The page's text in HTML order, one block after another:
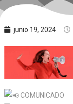
junio 19, 2024
COMUNICADO